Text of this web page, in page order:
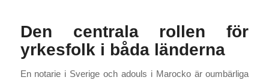
Den centrala rollen för
yrkesfolk i båda länderna
En notarie i Sverige och adouls i Marocko är oumbärliga